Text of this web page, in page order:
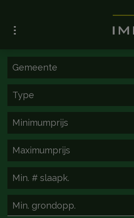
Gemeente
Type
Minimumprijs
Maximumprijs
Min. # slaapk.